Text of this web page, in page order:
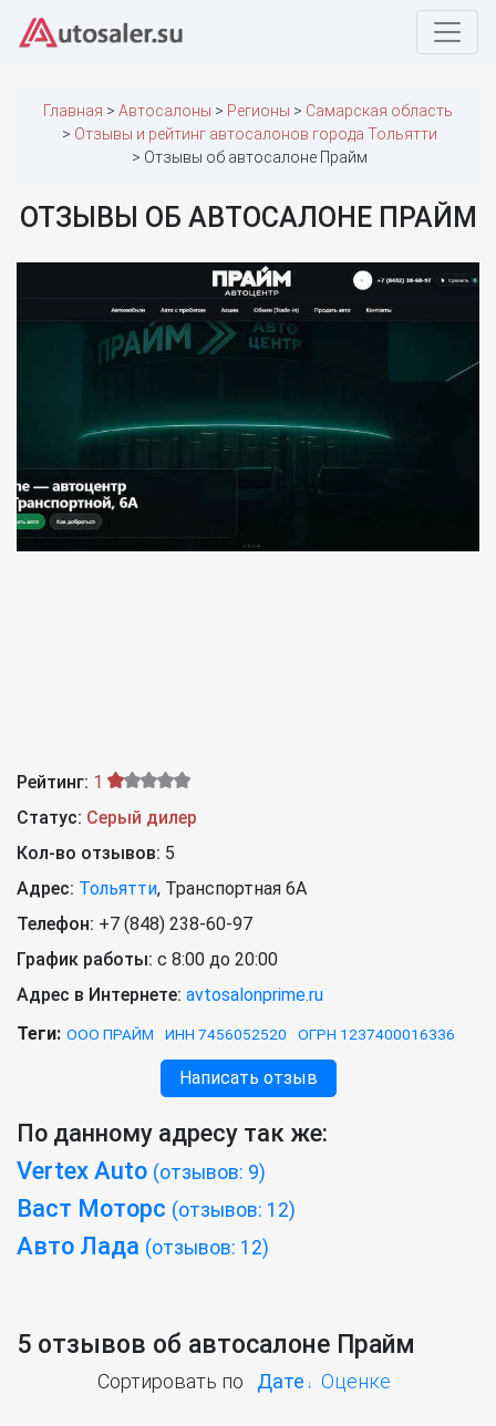
Главная Автосалоны Регионы
Самарская область
Отзывы и рейтинг автосалонов города Тольятти
Отзывы об автосалоне Прайм
ОТЗЫВЫ ОБ АВТОСАЛОНЕ ПРАЙМ
Рейтинг: 1
Статус: Серый дилер
Кол-во отзывов: 5
Адрес: Тольятти, Транспортная 6А
Телефон: +7 (848) 238-60-97
График работы: с 8:00 до 20:00
Адрес в Интернете: avtosalonprime.ru
Теги: ООО ПРАЙМ ИНН 7456052520 ОГРН 1237400016336
Написать отзыв
По данному адресу так же:
Vertex Auto (отзывов: 9)
Васт Моторс (отзывов: 12)
Авто Лада (отзывов: 12)
5 отзывов об автосалоне Прайм
Сортировать по Дате Оценке